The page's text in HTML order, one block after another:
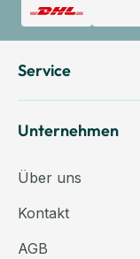
Service
Unternehmen
Über uns
Kontakt
AGB